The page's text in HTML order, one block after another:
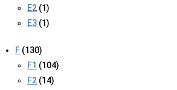
E2 (1)
E3 (1)
F (130)
F1 (104)
F2 (14)